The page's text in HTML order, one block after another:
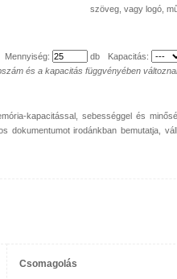
szöveg, vagy logó,
Kapacitás:
Mennyiség:
db
és a kapacitás függvényében
kapacitással, sebességgel és
dokumentumot irodánkban bemutatja,
Csomagolás